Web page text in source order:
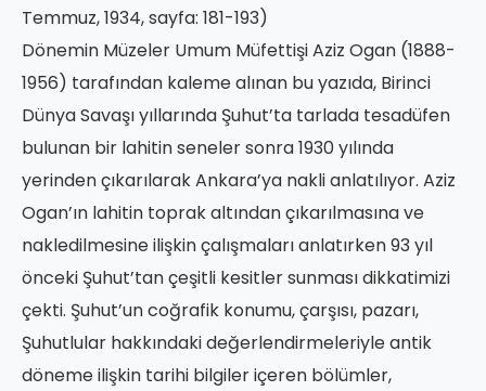
Temmuz, 1934, sayfa: 181-193)
Dönemin Müzeler Umum Müfettişi Aziz Ogan (1888-
1956) tarafından kaleme alınan bu yazıda, Birinci
Dünya Savaşı yıllarında Şuhut’ta tarlada tesadüfen
bulunan bir lahitin seneler sonra 1930 yılında
yerinden çıkarılarak Ankara’ya nakli anlatılıyor. Aziz
Ogan’ın lahitin toprak altından çıkarılmasına ve
nakledilmesine ilişkin çalışmaları anlatırken 93 yıl
önceki Şuhut’tan çeşitli kesitler sunması dikkatimizi
çekti. Şuhut’un coğrafik konumu, çarşısı, pazarı,
Şuhutlular hakkındaki değerlendirmeleriyle antik
döneme ilişkin tarihi bilgiler içeren bölümler,